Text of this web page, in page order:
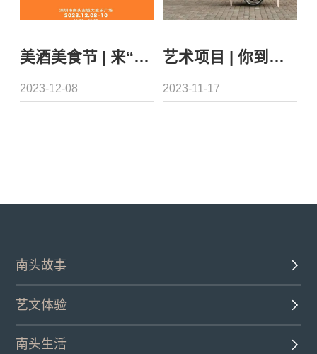
美酒美食节 | 来“饮食游乐场”打包快乐，南头古城美酒美食节畅游指南Get！
2023-12-08
艺术项目 | 你到底为什么要工作？我在冬天的街头等你来聊聊
2023-11-17
南头故事
艺文体验
南头生活